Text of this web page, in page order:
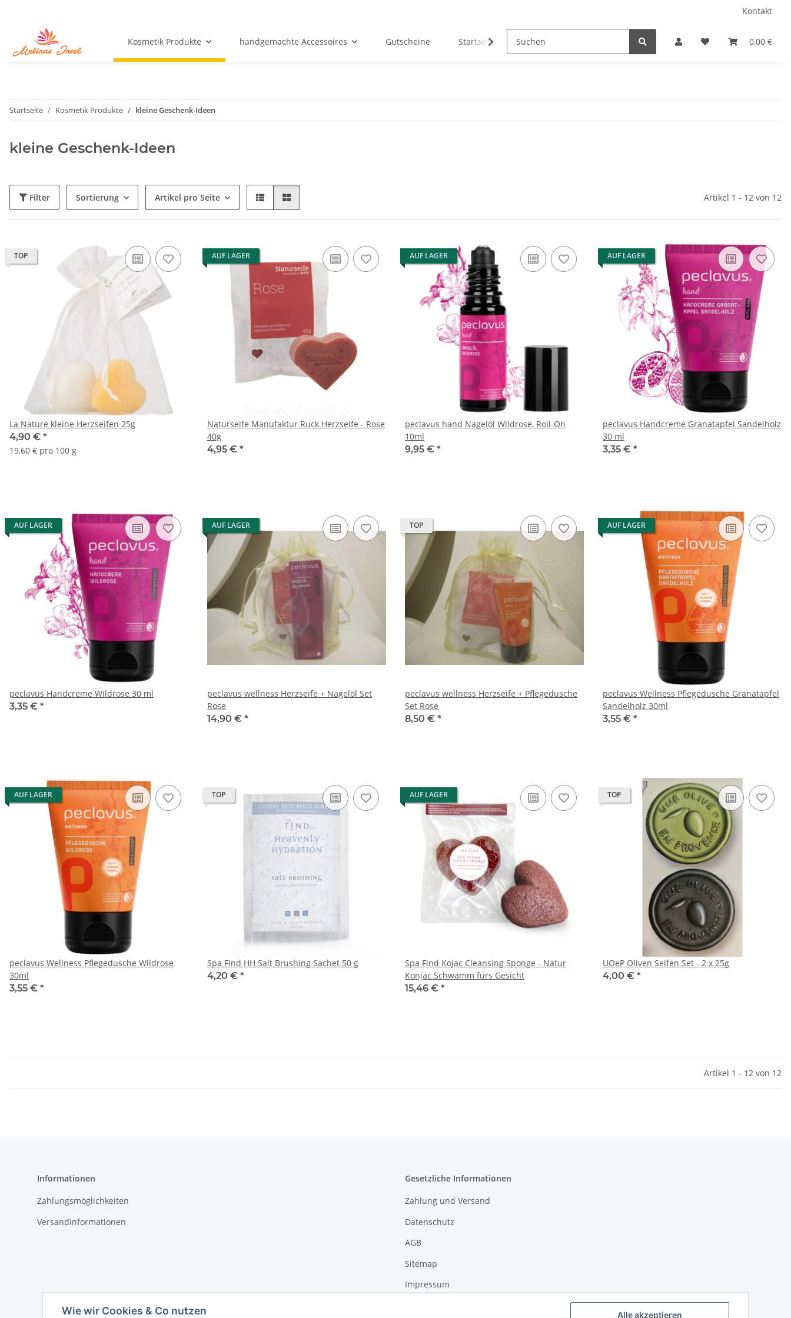
Alle akzeptieren
Wie wir Cookies & Co nutzen
Kontakt
0,00 €
Kosmetik Produkte handgemachte Accessoires Gutscheine Startseite
Startseite Kosmetik Produkte kleine Geschenk-Ideen
kleine Geschenk-Ideen
Filter Sortierung Artikel pro Seite Artikel 1 - 12 von 12
TOP
La Nature kleine Herzseifen 25g
4,90 € *
19,60 € pro 100 g
AUF LAGER
Naturseife Manufaktur Ruck Herzseife - Rose
40g
4,95 € *
AUF LAGER
peclavus hand Nagelöl Wildrose, Roll-On
10ml
9,95 € *
AUF LAGER
peclavus Handcreme Granatapfel Sandelholz
30 ml
3,35 € *
AUF LAGER
peclavus Handcreme Wildrose 30 ml
3,35 € *
AUF LAGER
peclavus wellness Herzseife + Nagelöl Set
Rose
14,90 € *
TOP
peclavus wellness Herzseife + Pflegedusche
Set Rose
8,50 € *
AUF LAGER
peclavus Wellness Pflegedusche Granatapfel
Sandelholz 30ml
3,55 € *
AUF LAGER
peclavus Wellness Pflegedusche Wildrose
30ml
3,55 € *
TOP
Spa Find HH Salt Brushing Sachet 50 g
4,20 € *
AUF LAGER
Spa Find Kojac Cleansing Sponge - Natur
Konjac Schwamm fürs Gesicht
15,46 € *
TOP
UOeP Oliven Seifen Set - 2 x 25g
4,00 € *
Artikel 1 - 12 von 12
Informationen
Zahlungsmöglichkeiten
Versandinformationen
Gesetzliche Informationen
Zahlung und Versand
Datenschutz
AGB
Sitemap
Impressum